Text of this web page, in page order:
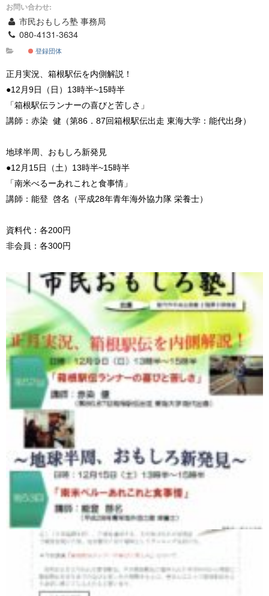
お問い合わせ:
市民おもしろ塾 事務局
080-4131-3634
登録団体
正月実況、箱根駅伝を内側解説！
●12月9日（日）13時半~15時半
「箱根駅伝ランナーの喜びと苦しさ」
講師：赤染 健（第86．87回箱根駅伝出走 東海大学：能代出身）
地球半周、おもしろ新発見
●12月15日（土）13時半~15時半
「南米べるーあれこれと食事情」
講師：能登 啓名（平成28年青年海外協力隊 栄養士）
資料代：各200円
非会員：各300円